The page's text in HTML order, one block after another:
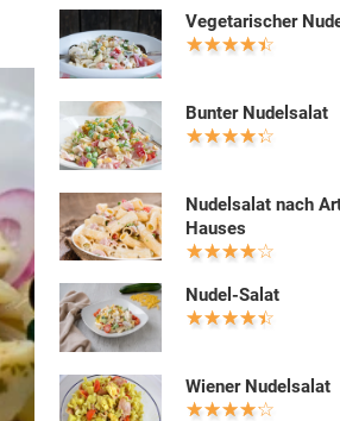
Vegetarischer
Bunter Nudelsalat
Nudelsalat nach
Hauses
Nudel-Salat
Wiener Nudelsalat